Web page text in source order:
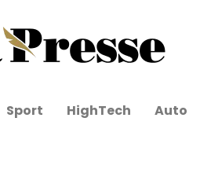
Sport HighTech Auto